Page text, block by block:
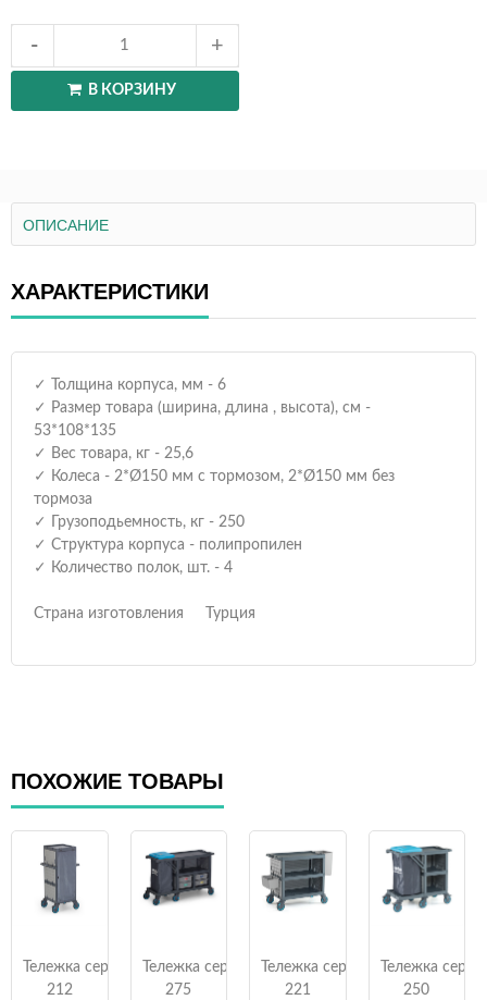
В КОРЗИНУ
ОПИСАНИЕ
ХАРАКТЕРИСТИКИ
✓ Толщина корпуса, мм - 6
✓ Размер товара (ширина, длина , высота), см -
53*108*135
✓ Вес товара, кг - 25,6
✓ Колеса - 2*Ø150 мм с тормозом, 2*Ø150 мм без
тормоза
✓ Грузоподьемность, кг - 250
✓ Структура корпуса - полипропилен
✓ Количество полок, шт. - 4
Страна изготовления Турция
ПОХОЖИЕ ТОВАРЫ
Тележка сервисная PROCART
212
Тележка сервисная PROCART
275
Тележка сервисная PROCART
221
Тележка
250